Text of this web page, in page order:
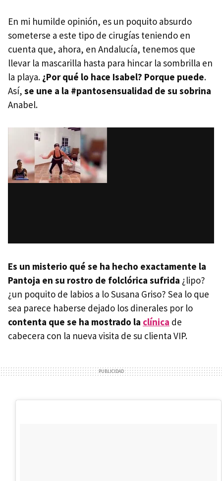
En mi humilde opinión, es un poquito absurdo
someterse a este tipo de cirugías teniendo en
cuenta que, ahora, en Andalucía, tenemos que
llevar la mascarilla hasta para hincar la sombrilla en
la playa. ¿Por qué lo hace Isabel? Porque puede.
Así, se une a la #pantosensualidad de su sobrina
Anabel.
Es un misterio qué se ha hecho exactamente la
Pantoja en su rostro de folclórica sufrida ¿lipo?
¿un poquito de labios a lo Susana Griso? Sea lo que
sea parece haberse dejado los dinerales por lo
contenta que se ha mostrado la clínica de
cabecera con la nueva visita de su clienta VIP.